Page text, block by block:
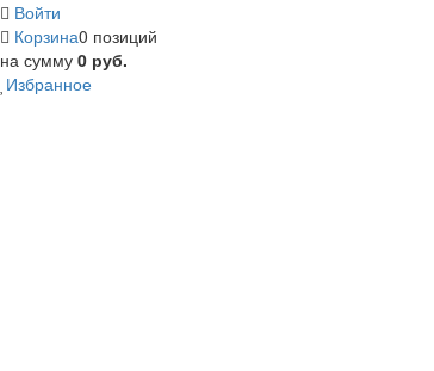
Войти
Корзина0 позиций
на сумму 0 руб.
Избранное